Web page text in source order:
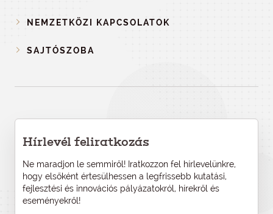
NEMZETKÖZI KAPCSOLATOK
SAJTÓSZOBA
Hírlevél feliratkozás
Ne maradjon le semmiről! Iratkozzon fel hírlevelünkre,
hogy elsőként értesülhessen a legfrissebb kutatási,
fejlesztési és innovációs pályázatokról, hírekről és
eseményekről!